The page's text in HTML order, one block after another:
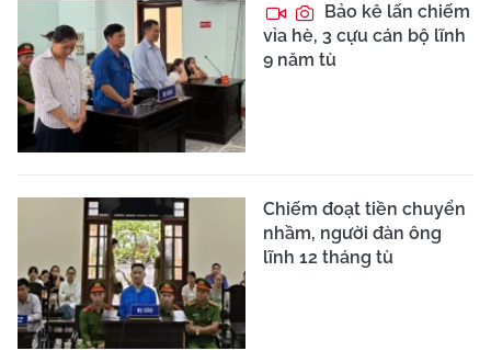
Bảo kê lấn chiếm
vỉa hè, 3 cựu cán bộ lĩnh
9 năm tù
Chiếm đoạt tiền chuyển
nhầm, người đàn ông
lĩnh 12 tháng tù